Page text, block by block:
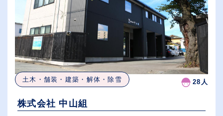
土木・舗装・建築・解体・除雪 28人
株式会社 中山組